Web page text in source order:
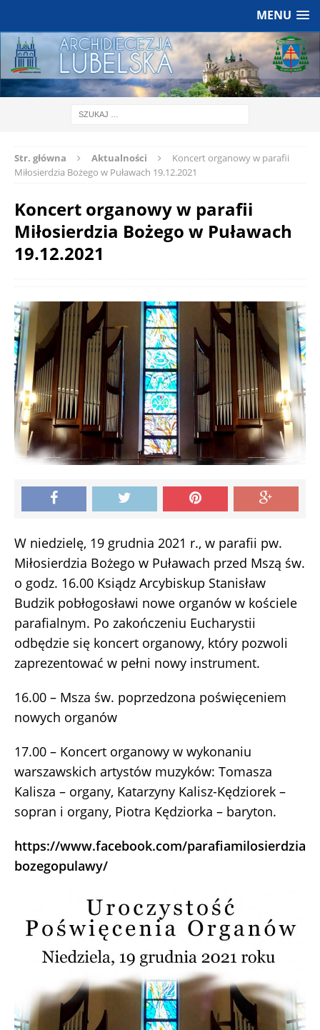
MENU
Str. główna Aktualności
Koncert organowy w parafii
Miłosierdzia Bożego w Puławach 19.12.2021
Koncert organowy w parafii
Miłosierdzia Bożego w Puławach
19.12.2021
W niedzielę, 19 grudnia 2021 r., w parafii pw.
Miłosierdzia Bożego w Puławach przed Mszą św.
o godz. 16.00 Ksiądz Arcybiskup Stanisław
Budzik pobłogosławi nowe organów w kościele
parafialnym. Po zakończeniu Eucharystii
odbędzie się koncert organowy, który pozwoli
zaprezentować w pełni nowy instrument.
16.00 – Msza św. poprzedzona poświęceniem
nowych organów
17.00 – Koncert organowy w wykonaniu
warszawskich artystów muzyków: Tomasza
Kalisza – organy, Katarzyny Kalisz-Kędziorek –
sopran i organy, Piotra Kędziorka – baryton.
https://www.facebook.com/parafiamilosierdzia
bozegopulawy/